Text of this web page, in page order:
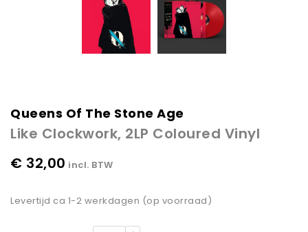
Queens Of The Stone Age
Like Clockwork, 2LP Coloured Vinyl
€ 32,00 incl. BTW
Levertijd ca 1-2 werkdagen (op voorraad)